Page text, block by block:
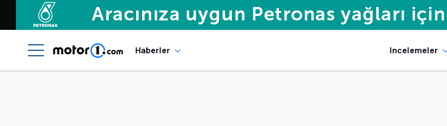
Haberler Incelemeler